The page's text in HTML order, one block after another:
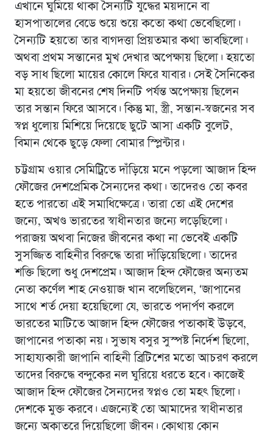
এখানে ঘুমিয়ে থাকা সৈন্যটি যুদ্ধের ময়দানে বা
হাসপাতালের বেডে শুয়ে শুয়ে কতো কথা ভেবেছিলো।
সৈন্যটি হয়তো তার বাগদত্তা প্রিয়তমার কথা ভাবছিলো।
অথবা প্রথম সন্তানের মুখ দেখার অপেক্ষায় ছিলো। হয়তো
বড় সাধ ছিলো মায়ের কোলে ফিরে যাবার। সেই সৈনিকের
মা হয়তো জীবনের শেষ দিনটি পর্যন্ত অপেক্ষায় ছিলেন
তার সন্তান ফিরে আসবে। কিন্তু মা, স্ত্রী, সন্তান-স্বজনের সব
স্বপ্ন ধুলোয় মিশিয়ে দিয়েছে ছুটে আসা একটি বুলেট,
বিমান থেকে ছুড়ে ফেলা বোমার স্প্লিন্টার।
চট্টগ্রাম ওয়ার সেমিট্রিতে দাঁড়িয়ে মনে পড়লো আজাদ হিন্দ
ফৌজের দেশপ্রেমিক সৈন্যদের কথা। তাদেরও তো কবর
হতে পারতো এই সমাধিক্ষেত্রে। তারা তো এই দেশের
জন্যে, অখণ্ড ভারতের স্বাধীনতার জন্যে লড়েছিলো।
পরাজয় অথবা নিজের জীবনের কথা না ভেবেই একটি
সুসজ্জিত বাহিনীর বিরুদ্ধে তারা দাঁড়িয়েছিলো। তাদের
শক্তি ছিলো শুধু দেশপ্রেম। আজাদ হিন্দ ফৌজের অন্যতম
নেতা কর্ণেল শাহ নেওয়াজ খান বলেছিলেন, ‘জাপানের
সাথে শর্ত দেয়া হয়েছিলো যে, ভারতে পদার্পণ করলে
ভারতের মাটিতে আজাদ হিন্দ ফৌজের পতাকাই উড়বে,
জাপানের পতাকা নয়। সুভাষ বসুর সুস্পষ্ট নির্দেশ ছিলো,
সাহায্যকারী জাপানি বাহিনী ব্রিটিশের মতো আচরণ করলে
তাদের বিরুদ্ধে বন্দুকের নল ঘুরিয়ে ধরতে হবে। কাজেই
আজাদ হিন্দ ফৌজের সৈন্যদের স্বপ্নও তো মহৎ ছিলো।
দেশকে মুক্ত করবে। এজন্যেই তো আমাদের স্বাধীনতার
জন্যে অকাতরে দিয়েছিলো জীবন। কোথায় কোন